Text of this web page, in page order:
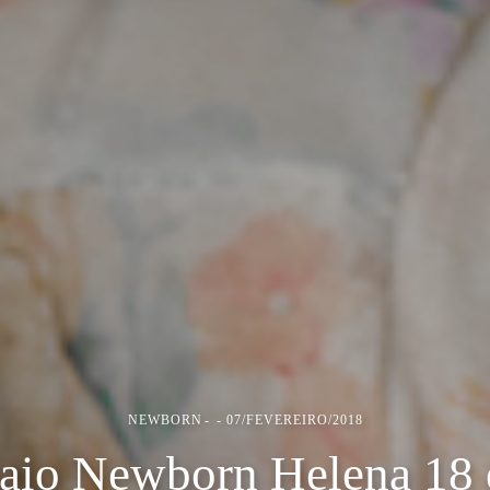
NEWBORN 07/FEVEREIRO/2018
Newborn Helena 18